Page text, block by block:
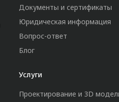
Документы и сертификаты
Юридическая информация
Вопрос-ответ
Блог
Услуги
Проектирование и 3D